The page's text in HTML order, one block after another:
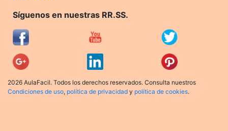
Síguenos en nuestras RR.SS.
2026 AulaFacil. Todos los derechos reservados. Consulta nuestros
Condiciones de uso, política de privacidad y política de cookies.